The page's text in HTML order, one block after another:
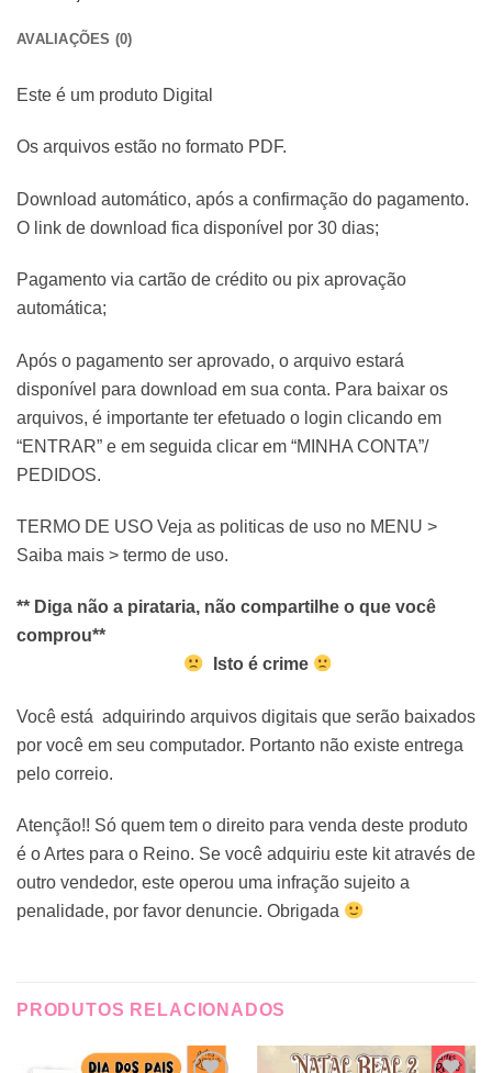
AVALIAÇÕES (0)
Este é um produto Digital
Os arquivos estão no formato PDF.
Download automático, após a confirmação do pagamento.
O link de download fica disponível por 30 dias;
Pagamento via cartão de crédito ou pix aprovação
automática;
Após o pagamento ser aprovado, o arquivo estará
disponível para download em sua conta. Para baixar os
arquivos, é importante ter efetuado o login clicando em
“ENTRAR” e em seguida clicar em “MINHA CONTA”/
PEDIDOS.
TERMO DE USO Veja as politicas de uso no MENU >
Saiba mais > termo de uso.
** Diga não a pirataria, não compartilhe o que você
comprou**
Isto é crime
Você está adquirindo arquivos digitais que serão baixados
por você em seu computador. Portanto não existe entrega
pelo correio.
Atenção!! Só quem tem o direito para venda deste produto
é o Artes para o Reino. Se você adquiriu este kit através de
outro vendedor, este operou uma infração sujeito a
penalidade, por favor denuncie. Obrigada
PRODUTOS RELACIONADOS